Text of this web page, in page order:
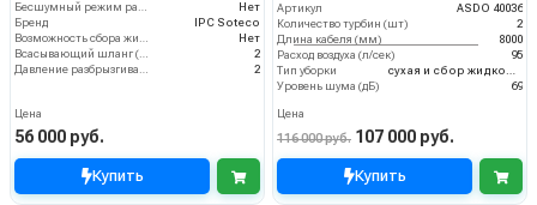
Бесшумный режим работы
Нет
Бренд
IPC Soteco
Возможность сбора жидкой грязи
Нет
Всасывающий шланг (м)
2
Давление разбрызгивания (бар)
2
Цена
56 000 руб.
Купить
Артикул
ASDO 40036
Количество турбин (шт)
2
Длина кабеля (мм)
8000
Расход воздуха (л/сек)
95
Тип уборки
сухая и сбор жидкостей
Уровень шума (дБ)
69
Цена
116 000 руб. 107 000 руб.
Купить